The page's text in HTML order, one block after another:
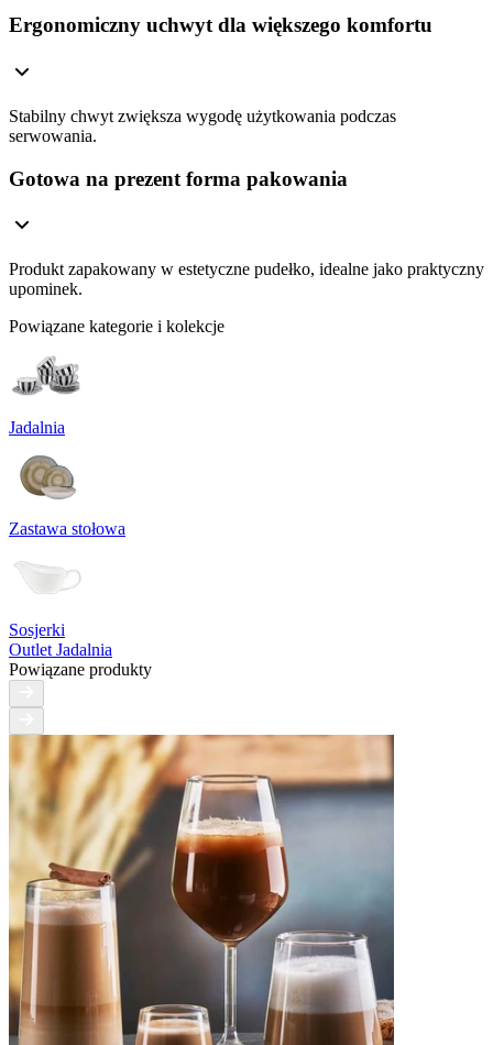
Ergonomiczny uchwyt dla większego komfortu
Stabilny chwyt zwiększa wygodę użytkowania podczas
serwowania.
Gotowa na prezent forma pakowania
Produkt zapakowany w estetyczne pudełko, idealne jako praktyczny
upominek.
Powiązane kategorie i kolekcje
Jadalnia
Zastawa stołowa
Sosjerki
Outlet Jadalnia
Powiązane produkty